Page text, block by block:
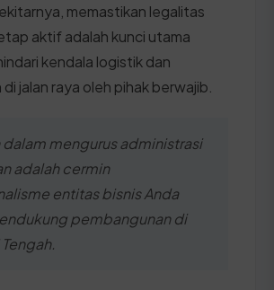
memastikan legalitas
aktif adalah kunci utama
kendala logistik dan
jalan raya oleh pihak berwajib.
dalam mengurus administrasi
adalah cermin
entitas bisnis Anda
pembangunan di